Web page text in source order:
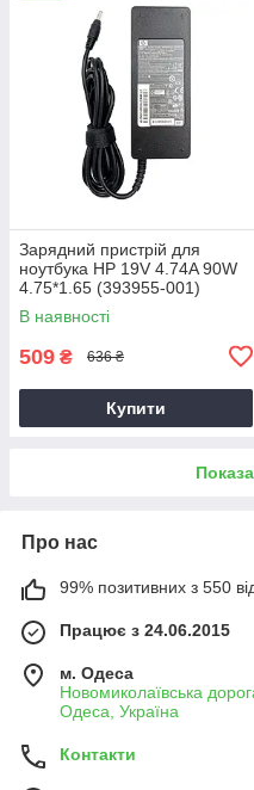
Зарядний пристрій для
ноутбука HP 19V 4.74A 90W
4.75*1.65 (393955-001)
В наявності
509 ₴ 636 ₴
Купити
Про нас
99% позитивних з 550
Працює з 24.06.2015
м. Одеса
Новомиколаївська
Одеса, Україна
Контакти